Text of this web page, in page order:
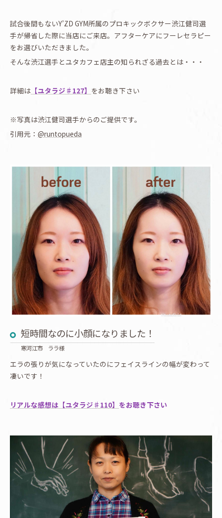
試合後間もないY’ZD GYM所属のプロキックボクサー渋江健司選
手が帰省した際に当店にご来店。アフターケアにフーレセラピー
をお選びいただきました。
そんな渋江選手とユタカフェ店主の知られざる過去とは・・・
詳細は 【ユタラジ♯127】 をお聴き下さい
※写真は渋江健司選手からのご提供です。
引用元： @runtopueda
短時間なのに小顔になりました！
寒河江市 ララ様
エラの張りが気になっていたのにフェイスラインの幅が変わって
凄いです！
リアルな感想は【ユタラジ♯110】 をお聴き下さい